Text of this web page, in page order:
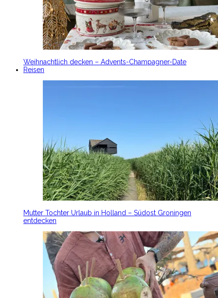
Weihnachtlich decken – Advents-Champagner-Date
Reisen
Mutter Tochter Urlaub in Holland – Südost Groningen
entdecken